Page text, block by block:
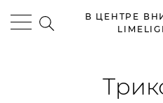
В ЦЕНТРЕ